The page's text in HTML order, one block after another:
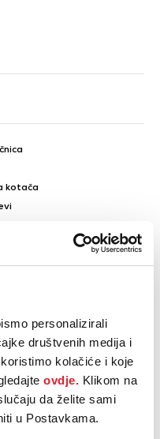
personalizirali
društvenih medija i
kolačiće i koje
ovdje. Klikom na
da želite sami
u Postavkama.
kotača
komandom
uporabe ključa